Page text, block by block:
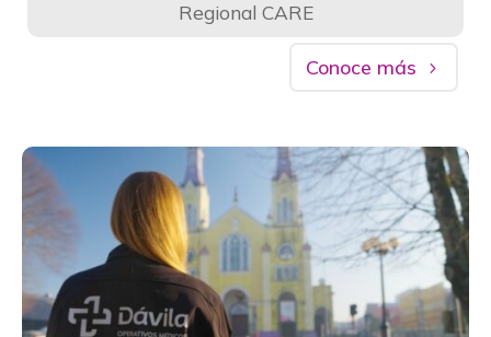
Regional CARE
Conoce más